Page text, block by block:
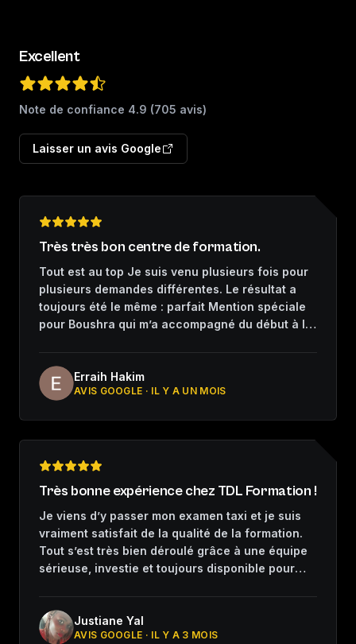
Excellent
Note de confiance 4.9 (705 avis)
Laisser un avis Google
Très très bon centre de formation.
Tout est au top Je suis venu plusieurs fois pour
plusieurs demandes différentes. Le résultat a
toujours été le même : parfait Mention spéciale
pour Boushra qui m’a accompagné du début à la
Erraih Hakim
AVIS GOOGLE · IL Y A UN MOIS
Très bonne expérience chez TDL Formation !
Je viens d’y passer mon examen taxi et je suis
vraiment satisfait de la qualité de la formation.
Tout s’est très bien déroulé grâce à une équipe
sérieuse, investie et toujours disponible pour
progresser, même quand on doute ou qu’on
manque de confiance. Dans ce métier, avoir un
Justiane Yal
AVIS GOOGLE · IL Y A 3 MOIS